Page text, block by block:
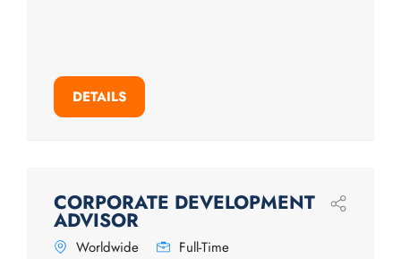
DETAILS
CORPORATE DEVELOPMENT
ADVISOR
Worldwide Full-Time